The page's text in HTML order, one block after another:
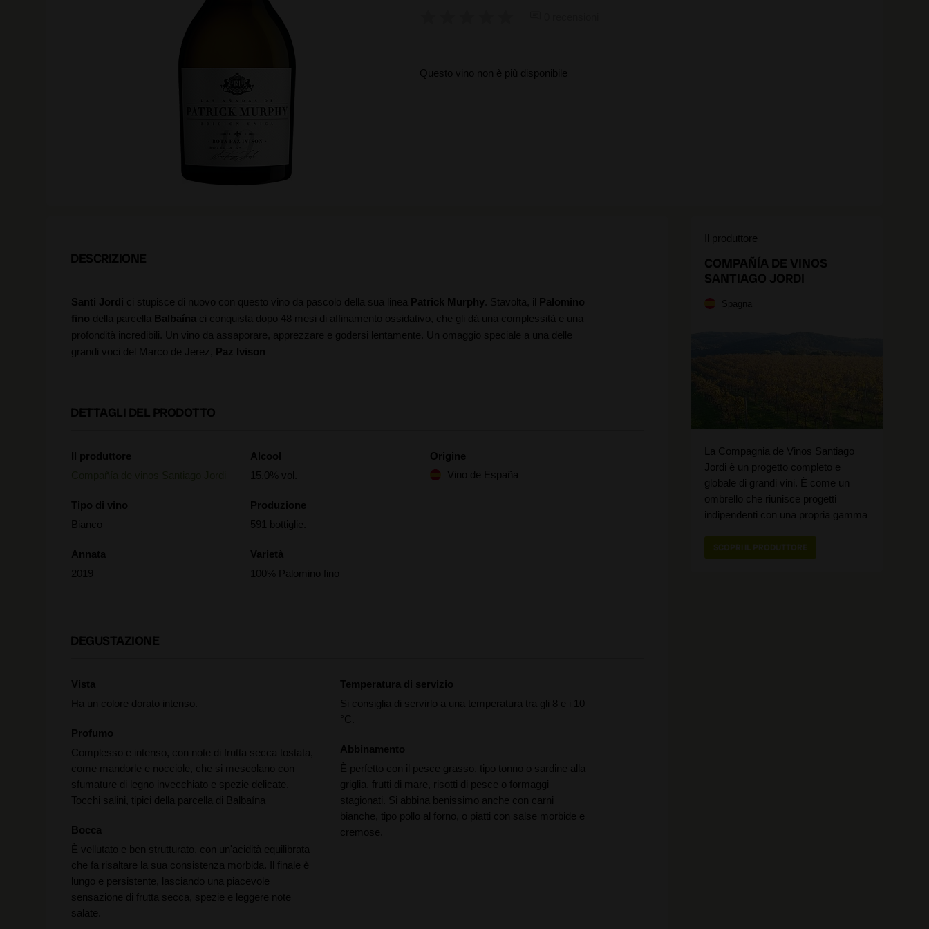
Questo vino non è più disponibile
DESCRIZIONE
Santi Jordi ci stupisce di nuovo con questo vino da pascolo della sua linea Patrick Murphy . Stavolta, il Palomino
fino della parcella Balbaína ci conquista dopo 48 mesi di affinamento ossidativo, che gli dà una complessità e una
profondità incredibili. Un vino da assaporare, apprezzare e godersi lentamente. Un omaggio speciale a una delle
grandi voci del Marco de Jerez, Paz Ivison
DETTAGLI DEL PRODOTTO
Il produttore
Tipo di vino
Bianco
Annata
2019
Alcool
15.0% vol.
Produzione
591 bottiglie.
Varietà
100% Palomino fino
Origine
Vino de España
DEGUSTAZIONE
Vista
Ha un colore dorato intenso.
Profumo
Complesso e intenso, con note di frutta secca tostata,
come mandorle e nocciole, che si mescolano con
sfumature di legno invecchiato e spezie delicate.
Tocchi salini, tipici della parcella di Balbaína
Bocca
È vellutato e ben strutturato, con un'acidità equilibrata
che fa risaltare la sua consistenza morbida. Il finale è
lungo e persistente, lasciando una piacevole
sensazione di frutta secca, spezie e leggere note
salate.
Temperatura di servizio
Si consiglia di servirlo a una temperatura tra gli 8 e i 10
°C.
Abbinamento
È perfetto con il pesce grasso, tipo tonno o sardine alla
griglia, frutti di mare, risotti di pesce o formaggi
stagionati. Si abbina benissimo anche con carni
bianche, tipo pollo al forno, o piatti con salse morbide e
cremose.
Il produttore
COMPAÑÍA DE VINOS
SANTIAGO JORDI
Spagna
La Compagnia de Vinos Santiago
Jordi è un progetto completo e
globale di grandi vini. È come un
ombrello che riunisce progetti
indipendenti con una propria gamma
SCOPRI IL PRODUTTORE